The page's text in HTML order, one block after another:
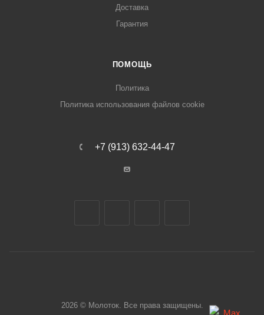
Доставка
Гарантия
ПОМОЩЬ
Политика
Политика использования файлов cookie
+7 (913) 632-44-47
2026 © Молоток. Все права защищены.